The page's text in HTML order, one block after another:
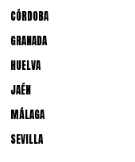
CÓRDOBA
GRANADA
HUELVA
JAÉN
MÁLAGA
SEVILLA